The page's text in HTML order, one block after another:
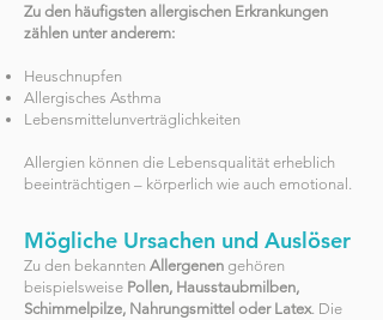
Zu den häufigsten allergischen Erkrankungen
zählen unter anderem:
Heuschnupfen
Allergisches Asthma
Lebensmittelunverträglichkeiten
Allergien können die Lebensqualität erheblich
beeinträchtigen – körperlich wie auch emotional.
Mögliche Ursachen und Auslöser
Zu den bekannten Allergenen gehören
beispielsweise Pollen, Hausstaubmilben,
Schimmelpilze, Nahrungsmittel oder Latex. Die